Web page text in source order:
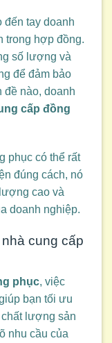
đến tay doanh
trong hợp đồng.
số lượng và
để đảm bảo
đề nào, doanh
cấp đồng
phục có thể rất
đúng cách, nó
cao và
doanh nghiệp.
cung cấp
phục, việc
bạn tối ưu
chất lượng sản
nhu cầu của